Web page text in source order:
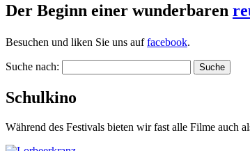
Der Beginn einer wunderbaren
Besuchen und liken Sie uns auffacebook.
Suche nach:
Schulkino
Während des Festivals bieten wir fast alle Filme auch